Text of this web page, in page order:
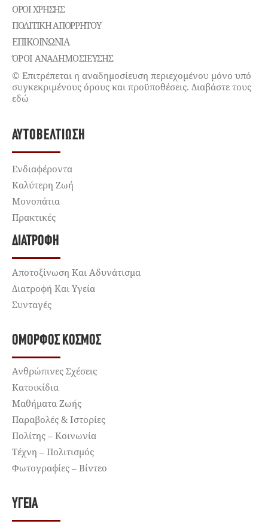
ΌΡΟΙ ΧΡΉΣΗΣ
ΠΟΛΙΤΙΚΉ ΑΠΟΡΡΉΤΟΥ
ΕΠΙΚΟΙΝΩΝΊΑ
ΌΡΟΙ ΑΝΑΔΗΜΟΣΙΕΥΣΗΣ
© Επιτρέπεται η αναδημοσίευση περιεχομένου μόνο υπό
συγκεκριμένους όρους και προϋποθέσεις. Διαβάστε τους
εδώ
ΑΥΤΟΒΕΛΤΊΩΣΗ
Ενδιαφέροντα
Καλύτερη Ζωή
Μονοπάτια
Πρακτικές
ΔΙΑΤΡΟΦΉ
Αποτοξίνωση Και Αδυνάτισμα
Διατροφή Και Υγεία
Συνταγές
ΌΜΟΡΦΟΣ ΚΌΣΜΟΣ
Ανθρώπινες Σχέσεις
Κατοικίδια
Μαθήματα Ζωής
Παραβολές & Ιστορίες
Πολίτης – Κοινωνία
Τέχνη – Πολιτισμός
Φωτογραφίες – Βίντεο
ΥΓΕΊΑ